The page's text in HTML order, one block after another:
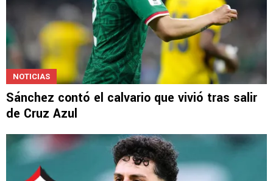
NOTICIAS
Sánchez contó el calvario que vivió tras salir
de Cruz Azul